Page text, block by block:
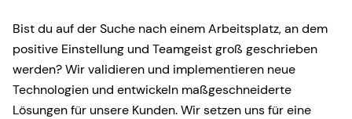
Bist du auf der Suche nach einem Arbeitsplatz, an dem
positive Einstellung und Teamgeist groß geschrieben
werden? Wir validieren und implementieren neue
Technologien und entwickeln maßgeschneiderte
Lösungen für unsere Kunden. Wir setzen uns für eine